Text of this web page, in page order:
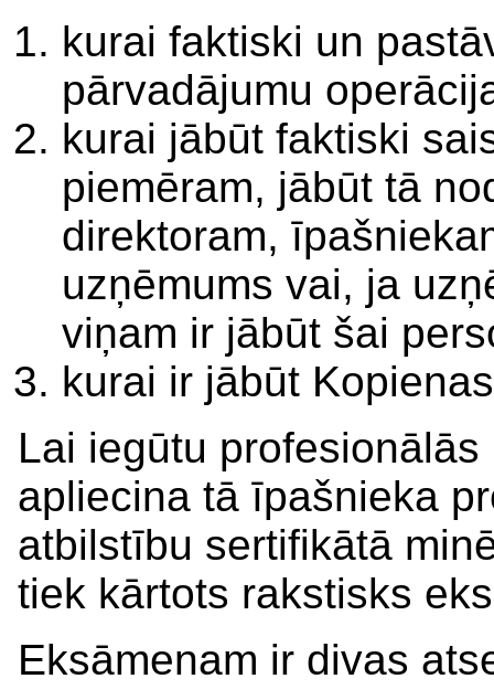
kurai faktiski un
pārvadājumu
kurai jābūt faktiski
piemēram, jābūt tā
direktoram,
uzņēmums vai, ja
viņam ir jābūt šai
kurai ir jābūt
Lai iegūtu
apliecina tā īpašnieka
atbilstību sertifikātā
tiek kārtots rakstisks
Eksāmenam ir divas